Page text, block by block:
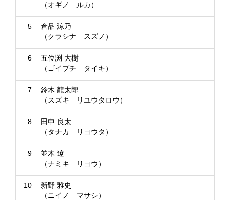
（オギノ ルカ）
5
倉品 涼乃
（クラシナ スズノ）
6
五位渕 大樹
（ゴイブチ タイキ）
7
鈴木 龍太郎
（スズキ リユウタロウ）
8
田中 良太
（タナカ リヨウタ）
9
並木 遼
（ナミキ リヨウ）
10
新野 雅史
（ニイノ マサシ）